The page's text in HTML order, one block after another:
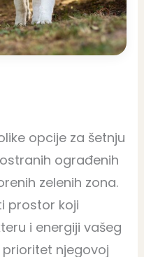
opcije za šetnju
ograđenih
zelenih zona.
prostor koji
i energiji vašeg
njegovoj